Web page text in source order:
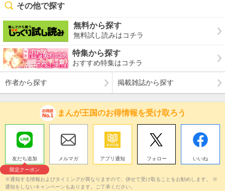
その他で探す
無料から探す
無料試し読みはコチラ
特集から探す
おすすめ特集はコチラ
作者から探す 掲載雑誌から探す
まんが王国のお得情報を受け取ろう
友だち追加
限定クーポン
メルマガ アプリ通知 フォロー いいね
※通知する情報およびタイミングが異なりますので、併せて受け取ることをお勧めします。 ※
通知をしないキャンペーンもあります。ご了承ください。